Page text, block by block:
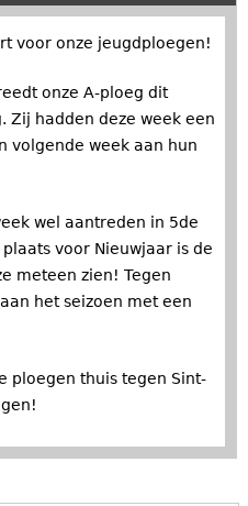
voor onze jeugdploegen!
onze A-ploeg dit
Zij hadden deze week een
volgende week aan hun
wel aantreden in 5de
voor Nieuwjaar is de
meteen zien! Tegen
het seizoen met een
ploegen thuis tegen Sint-